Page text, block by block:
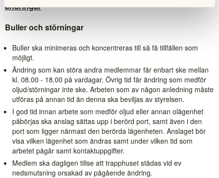
ändringar
Buller och störningar
Buller ska minimeras och koncentreras till så få tillfällen som
möjligt.
Ändring som kan störa andra medlemmar får enbart ske mellan
kl. 08.00 - 18.00 på vardagar. Övrig tid får ändring som medför
oljud/störningar inte ske. Arbeten som av någon anledning måste
utföras på annan tid än denna ska beviljas av styrelsen.
I god tid innan arbete som medför oljud eller annan olägenhet
påbörjas ska anslag sättas upp i berörd port, samt även i den
port som ligger närmast den berörda lägenheten. Anslaget bör
visa vilken lägenhet som ändras samt under vilken tid som
arbetet pågår samt kontaktuppgifter.
Medlem ska dagligen tillse att trapphuset städas vid ev
nedsmutsning orsakad av pågående ändring.